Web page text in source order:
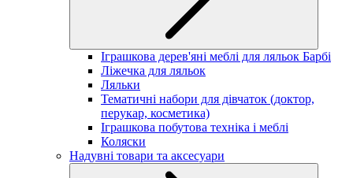
Іграшкова дерев'яні меблі для ляльок Барбі
Ліжечка для ляльок
Ляльки
Тематичні набори для дівчаток (доктор,
перукар, косметика)
Іграшкова побутова техніка і меблі
Коляски
Надувні товари та аксесуари